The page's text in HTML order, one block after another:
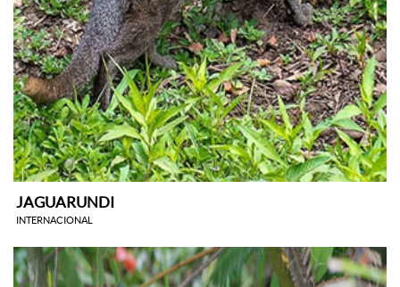
JAGUARUNDI
INTERNACIONAL